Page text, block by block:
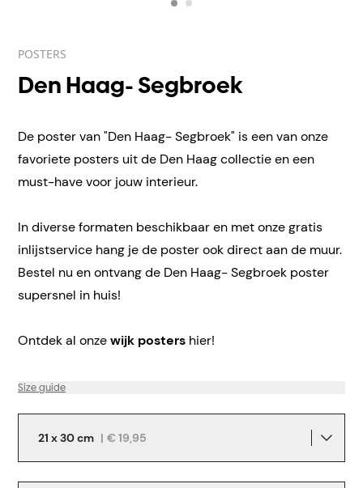
POSTERS
Den Haag- Segbroek
De poster van "Den Haag- Segbroek" is een van onze
favoriete posters uit de Den Haag collectie en een
must-have voor jouw interieur.
In diverse formaten beschikbaar en met onze gratis
inlijstservice hang je de poster ook direct aan de muur.
Bestel nu en ontvang de Den Haag- Segbroek poster
supersnel in huis!
Ontdek al onzewijk posters hier!
Size guide
21 x 30 cm | € 19,95